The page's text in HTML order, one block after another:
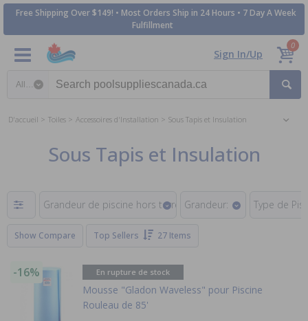
Free Shipping Over $149! • Most Orders Ship in 24 Hours • 7 Day A Week
Fulfillment
Sign In/Up
0
D'accueil Toiles Accessoires d'Installation Sous Tapis et Insulation
Sous Tapis et Insulation
Grandeur de piscine hors terre: Grandeur: Type de
Show Compare Top Sellers 27 Items
-16% En rupture de stock
Mousse "Gladon Waveless" pour Piscine
Rouleau de 85'